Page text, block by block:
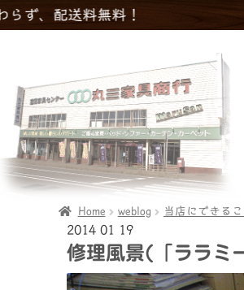
Home weblog 当店にできるこ
2014 01 19
修理風景(「ララミ